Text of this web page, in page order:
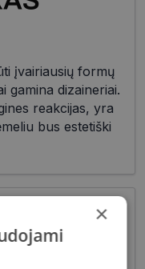
įvairiausių formų
gamina dizaineriai.
reakcijas, yra
bus estetiški
×